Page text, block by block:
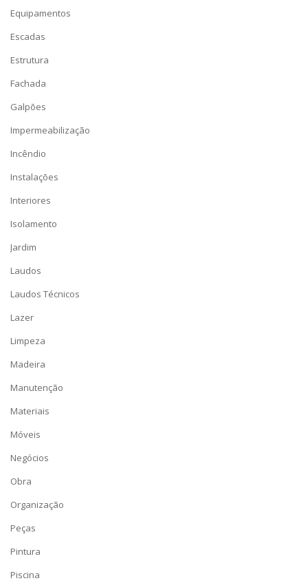
Equipamentos
Escadas
Estrutura
Fachada
Galpões
Impermeabilização
Incêndio
Instalações
Interiores
Isolamento
Jardim
Laudos
Laudos Técnicos
Lazer
Limpeza
Madeira
Manutenção
Materiais
Móveis
Negócios
Obra
Organização
Peças
Pintura
Piscina